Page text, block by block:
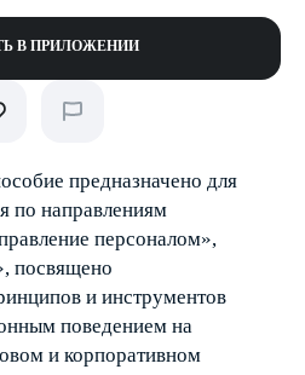
В ПРИЛОЖЕНИИ
предназначено для
по направлениям
персоналом»,
посвящено
и инструментов
поведением на
и корпоративном